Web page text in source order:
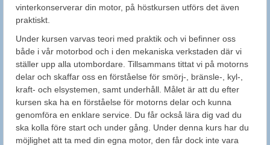
vinterkonserverar din motor, på höstkursen utförs det även
praktiskt.
Under kursen varvas teori med praktik och vi befinner oss
både i vår motorbod och i den mekaniska verkstaden där vi
ställer upp alla utombordare. Tillsammans tittat vi på motorns
delar och skaffar oss en förståelse för smörj-, bränsle-, kyl-,
kraft- och elsystemen, samt underhåll. Målet är att du efter
kursen ska ha en förståelse för motorns delar och kunna
genomföra en enklare service. Du får också lära dig vad du
ska kolla före start och under gång. Under denna kurs har du
möjlighet att ta med din egna motor, den får dock inte vara